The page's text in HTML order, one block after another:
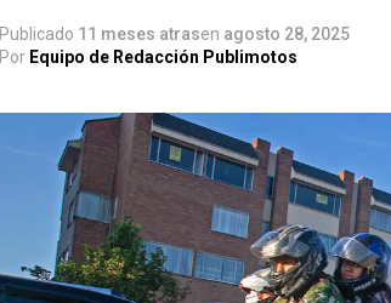
Publicado 11 meses atrasen agosto 28, 2025
Por Equipo de Redacción Publimotos